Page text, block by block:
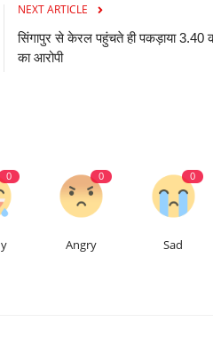
NEXT ARTICLE
सिंगापुर से केरल पहुंचते ही पकड़ाया 3.40
का आरोपी
0 0
Angry
0
Sad
कोलकाता में भिलाई का